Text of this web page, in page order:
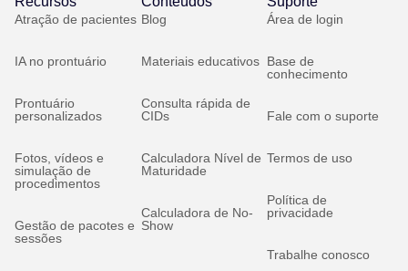
Atração de pacientes
IA no prontuário
Prontuário
personalizados
Fotos, vídeos e
simulação de
procedimentos
Gestão de pacotes e
sessões
Blog
Materiais educativos
Consulta rápida de
CIDs
Calculadora Nível de
Maturidade
Calculadora de No-
Show
Área de login
Base de
conhecimento
Fale com o suporte
Termos de uso
Política de
privacidade
Trabalhe conosco